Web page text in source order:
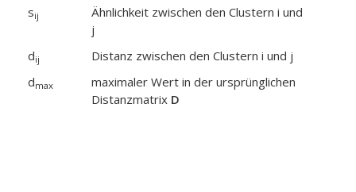
sij
Ähnlichkeit zwischen den Clustern i und
j
dij
Distanz zwischen den Clustern i und j
dmax
maximaler Wert in der ursprünglichen
Distanzmatrix D